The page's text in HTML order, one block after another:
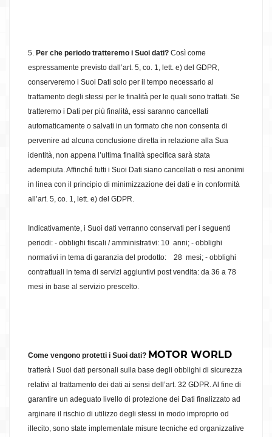
5. Per che periodo tratteremo i Suoi dati? Così come
espressamente previsto dall’art. 5, co. 1, lett. e) del GDPR,
conserveremo i Suoi Dati solo per il tempo necessario al
trattamento degli stessi per le finalità per le quali sono trattati. Se
tratteremo i Dati per più finalità, essi saranno cancellati
automaticamente o salvati in un formato che non consenta di
pervenire ad alcuna conclusione diretta in relazione alla Sua
identità, non appena l’ultima finalità specifica sarà stata
adempiuta. Affinché tutti i Suoi Dati siano cancellati o resi anonimi
in linea con il principio di minimizzazione dei dati e in conformità
all’art. 5, co. 1, lett. e) del GDPR.
Indicativamente, i Suoi dati verranno conservati per i seguenti
periodi: - obblighi fiscali / amministrativi: 10 anni; - obblighi
normativi in tema di garanzia del prodotto: 28 mesi; - obblighi
contrattuali in tema di servizi aggiuntivi post vendita: da 36 a 78
mesi in base al servizio prescelto.
Come vengono protetti i Suoi dati? MOTOR WORLD
tratterà i Suoi dati personali sulla base degli obblighi di sicurezza
relativi al trattamento dei dati ai sensi dell’art. 32 GDPR. Al fine di
garantire un adeguato livello di protezione dei Dati finalizzato ad
arginare il rischio di utilizzo degli stessi in modo improprio od
illecito, sono state implementate misure tecniche ed organizzative